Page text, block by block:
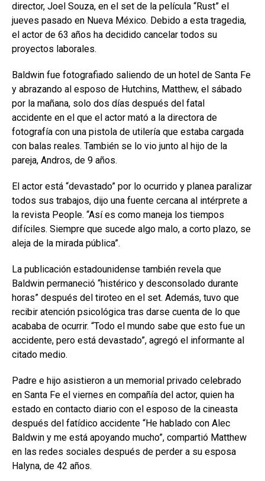
director, Joel Souza, en el set de la película “Rust” el
jueves pasado en Nueva México. Debido a esta tragedia,
el actor de 63 años ha decidido cancelar todos su
proyectos laborales.
Baldwin fue fotografiado saliendo de un hotel de Santa Fe
y abrazando al esposo de Hutchins, Matthew, el sábado
por la mañana, solo dos días después del fatal
accidente en el que el actor mató a la directora de
fotografía con una pistola de utilería que estaba cargada
con balas reales. También se lo vio junto al hijo de la
pareja, Andros, de 9 años.
El actor está “devastado” por lo ocurrido y planea paralizar
todos sus trabajos, dijo una fuente cercana al intérprete a
la revista People. “Así es como maneja los tiempos
difíciles. Siempre que sucede algo malo, a corto plazo, se
aleja de la mirada pública”.
La publicación estadounidense también revela que
Baldwin permaneció “histérico y desconsolado durante
horas” después del tiroteo en el set. Además, tuvo que
recibir atención psicológica tras darse cuenta de lo que
acababa de ocurrir. “Todo el mundo sabe que esto fue un
accidente, pero está devastado”, agregó el informante al
citado medio.
Padre e hijo asistieron a un memorial privado celebrado
en Santa Fe el viernes en compañía del actor, quien ha
estado en contacto diario con el esposo de la cineasta
después del fatídico accidente “He hablado con Alec
Baldwin y me está apoyando mucho”, compartió Matthew
en las redes sociales después de perder a su esposa
Halyna, de 42 años.